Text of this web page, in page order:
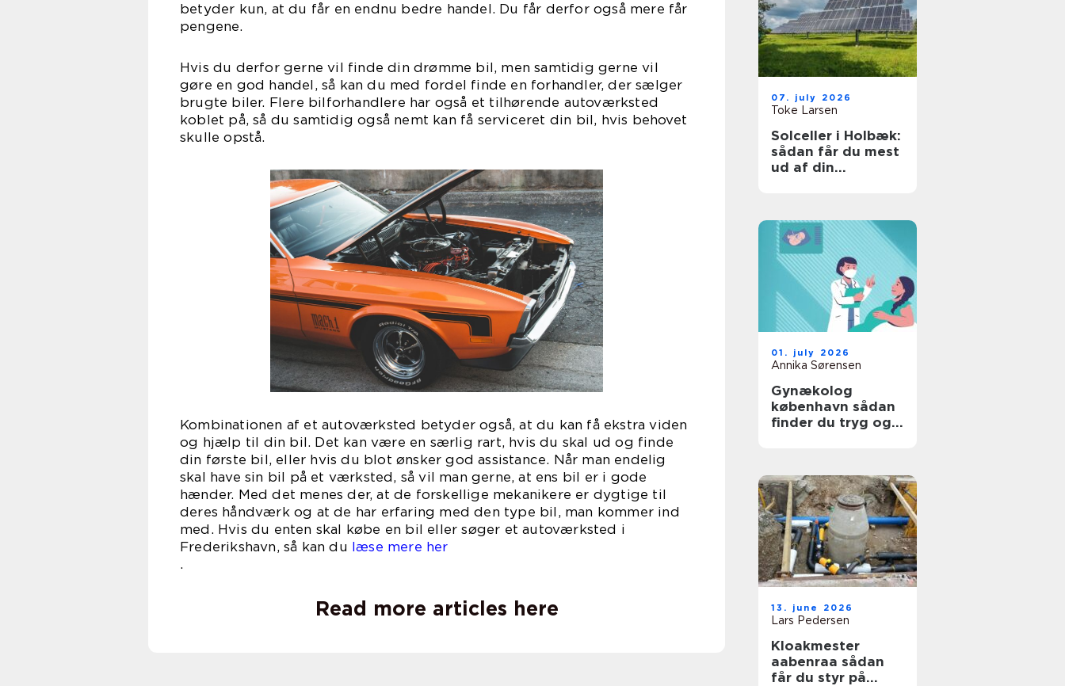
betyder kun, at du får en endnu bedre handel. Du får derfor også mere får
pengene.
Hvis du derfor gerne vil finde din drømme bil, men samtidig gerne vil
gøre en god handel, så kan du med fordel finde en forhandler, der sælger
brugte biler. Flere bilforhandlere har også et tilhørende autoværksted
koblet på, så du samtidig også nemt kan få serviceret din bil, hvis behovet
skulle opstå.
Kombinationen af et autoværksted betyder også, at du kan få ekstra viden
og hjælp til din bil. Det kan være en særlig rart, hvis du skal ud og finde
din første bil, eller hvis du blot ønsker god assistance. Når man endelig
skal have sin bil på et værksted, så vil man gerne, at ens bil er i gode
hænder. Med det menes der, at de forskellige mekanikere er dygtige til
deres håndværk og at de har erfaring med den type bil, man kommer ind
med. Hvis du enten skal købe en bil eller søger et autoværksted i
Frederikshavn, så kan du læse mere her
.
Read more articles here
07. july 2026
Toke Larsen
Solceller i Holbæk:
sådan får du mest
ud af din
01. july 2026
Annika Sørensen
Gynækolog
københavn sådan
finder du tryg og
13. june 2026
Lars Pedersen
Kloakmester
aabenraa sådan
får du styr på